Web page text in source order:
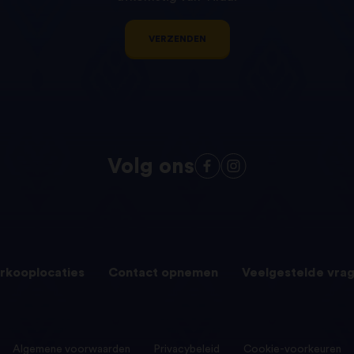
VERZENDEN
Volg ons
Contact opnemen Veelgestelde
Algemene voorwaarden Privacybeleid Cookie-voorkeuren